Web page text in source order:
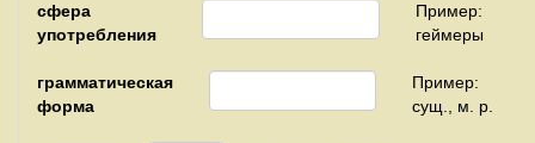
сфера
употребления
Пример:
геймеры
грамматическая
форма
Пример:
сущ., м. р.